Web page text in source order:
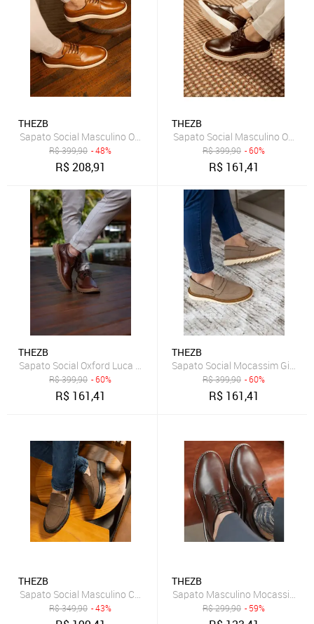
THEZB
Sapato Social Masculino Oxford Casual Couro Legítimo
R$399,90 - 48%
R$208,91
THEZB
Sapato Social Masculino
R$399,90 - 60%
R$ 161,41
THEZB
Sapato Social Oxford Luca Tratorado Confortável Masculino Social
R$399,90 - 60%
R$ 161,41
THEZB
Sapato Social Mocassim
R$399,90 - 60%
R$ 161,41
THEZB
Sapato Social Masculino Camurça Mocassim Costurado Piettro
R$349,90 - 43%
THEZB
Sapato Masculino Mocassim
R$299,90 - 59%